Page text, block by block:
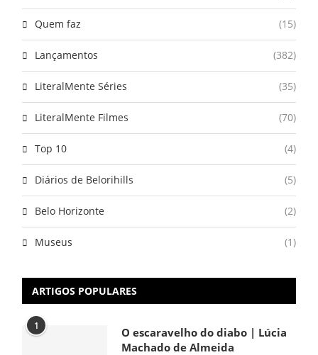
Quem faz (15)
Lançamentos (382)
LiteralMente Séries (35)
LiteralMente Filmes (70)
Top 10 (4)
Diários de Belorihills (5)
Belo Horizonte (2)
Museus (1)
ARTIGOS POPULARES
1
O escaravelho do diabo | Lúcia
Machado de Almeida